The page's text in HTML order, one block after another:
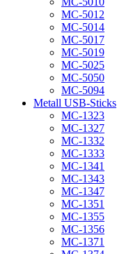
MC-5012
MC-5014
MC-5017
MC-5019
MC-5025
MC-5050
MC-5094
Metall USB-Sticks
MC-1323
MC-1327
MC-1332
MC-1333
MC-1341
MC-1343
MC-1347
MC-1351
MC-1355
MC-1356
MC-1371